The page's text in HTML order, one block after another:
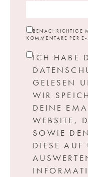
BENACHRICHTIGE
KOMMENTARE PER
ICH HABE
GELESEN
WIR
DEINE
WEBSITE,
SOWIE
DIESE AUF